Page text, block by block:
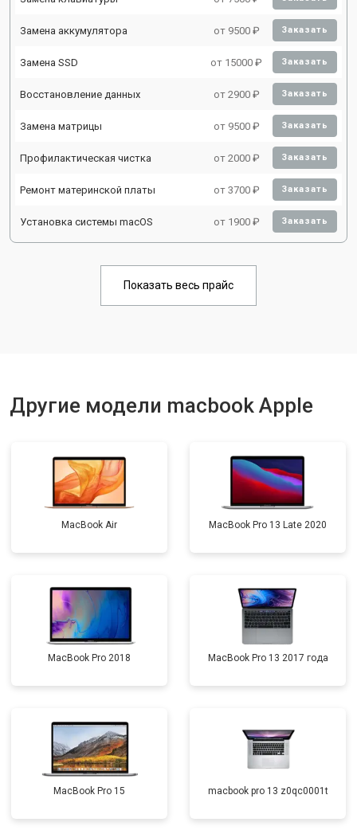
Замена аккумулятора от 9500 ₽ Заказать
Замена SSD от 15000 ₽ Заказать
Восстановление данных от 2900 ₽ Заказать
Замена матрицы от 9500 ₽ Заказать
Профилактическая чистка от 2000 ₽ Заказать
Ремонт материнской платы от 3700 ₽ Заказать
Установка системы macOS от 1900 ₽ Заказать
Показать весь прайс
Другие модели macbook Apple
MacBook Air MacBook Pro 13 Late 2020
MacBook Pro 2018 MacBook Pro 13 2017 года
MacBook Pro 15 macbook pro 13 z0qc0001t